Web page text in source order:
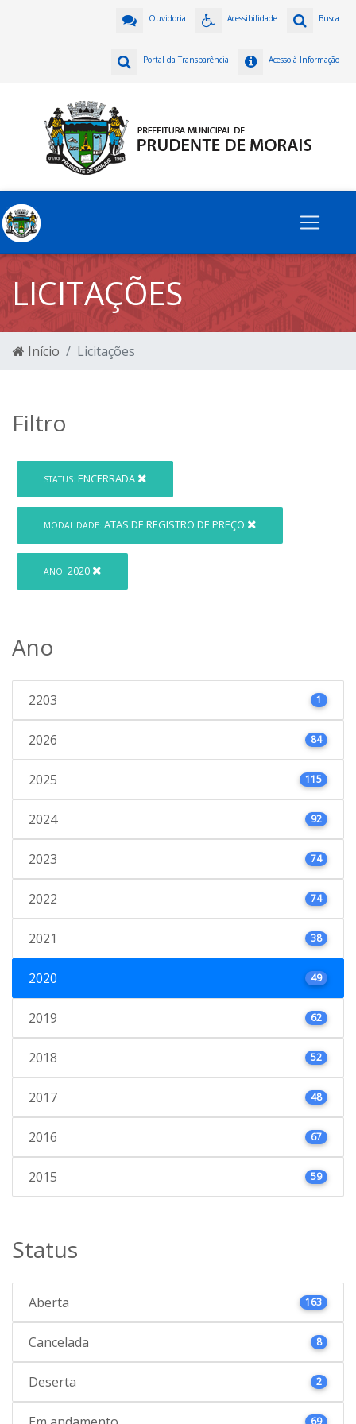
Busca
Acessibilidade
Ouvidoria
Acesso à Informação
Portal da Transparência
LICITAÇÕES
Início Licitações
Filtro
STATUS: ENCERRADA
MODALIDADE: ATAS DE REGISTRO DE PREÇO
ANO: 2020
Ano
2203 1
2026 84
2025 115
2024 92
2023 74
2022 74
2021 38
2020 49
2019 62
2018 52
2017 48
2016 67
2015 59
Status
Aberta 163
Cancelada 8
Deserta 2
69